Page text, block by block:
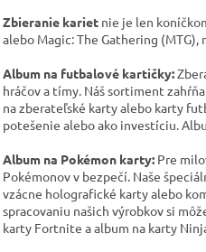
Zbieranie kariet nie je len
alebo Magic: The Gathering
Album na futbalové kartičky:
hráčov a tímy. Náš sortiment
na zberateľské kartyalebo karty
potešenie alebo ako investíciu.
Album na Pokémon karty: Pre
Pokémonov v bezpečí. Naše
vzácne holografické karty alebo
spracovaniu našich výrobkov si
karty Fortnite a album na karty